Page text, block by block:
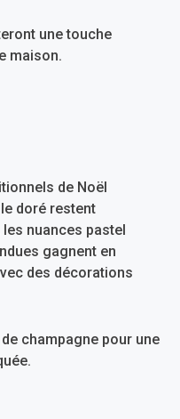
une touche
maison.
de Noël
doré restent
nuances pastel
gagnent en
des décorations
champagne pour une